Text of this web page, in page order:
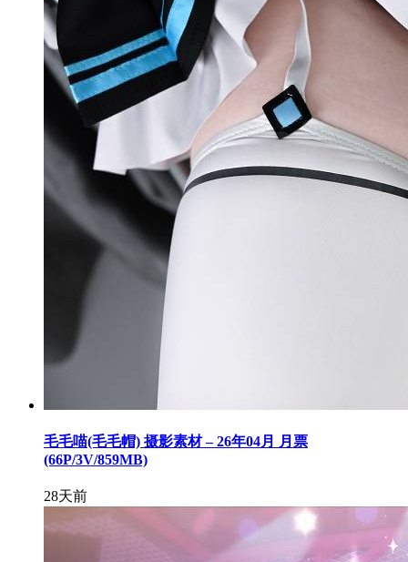
毛毛喵(毛毛帽) 摄影素材 – 26年04月 月票
(66P/3V/859MB)
28天前